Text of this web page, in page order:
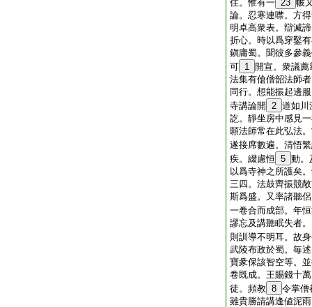
住。惟有一 23 帔
論。忍寒連噤。方
明卓高衆表。辯滅
折心。時以爲穿鑿
鎭庸蜀。聞彼多參
可 1 開宣。衆議
法集有傖僧韶法師
同行。想能振起邊
寺講論開
2 道如川
訖。靜坐房中感見
願法師常在此弘法
遂接席數遍。清悟
疾。綴慮恒 5 動。
以爲寺神之所護矣
三四。法鼓齊振競
斯爲盛。又率諸聽
一卷合而成部。年
謬忘及講聽眠失者
則訓導不明耳。故
武陵布政於蜀。毎
寶彖保該智空等。
卷既成。王賜錢十
徒。頻教 8 令掌僧
雖貴勝請講逢値泥